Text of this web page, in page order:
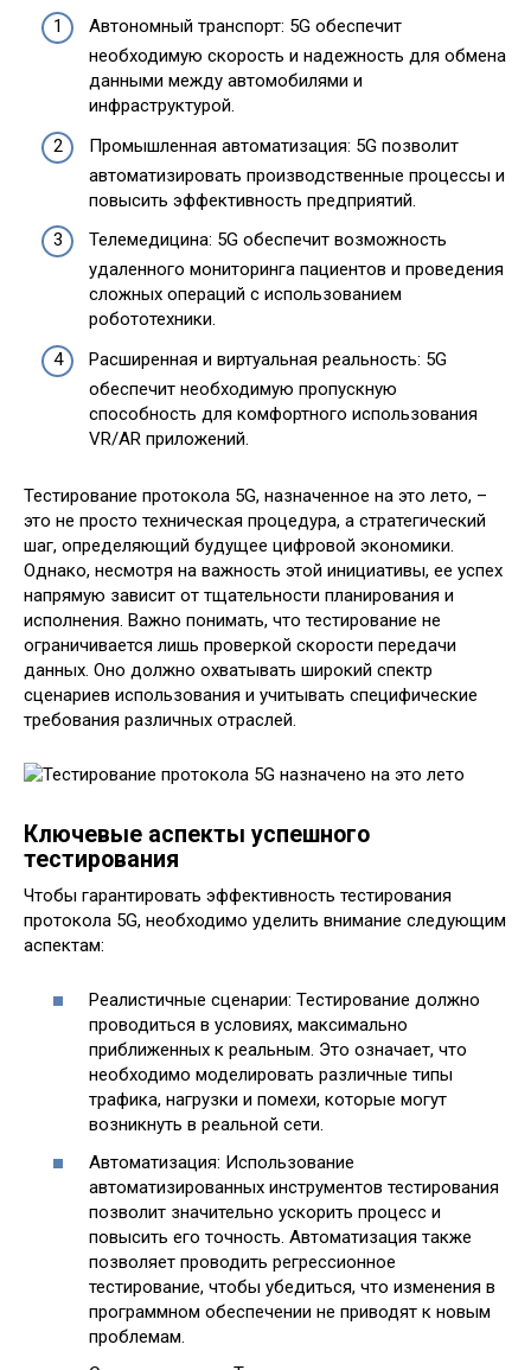
Автономный транспорт: 5G обеспечит
необходимую скорость и надежность для обмена
данными между автомобилями и
инфраструктурой.
Промышленная автоматизация: 5G позволит
автоматизировать производственные процессы и
повысить эффективность предприятий.
Телемедицина: 5G обеспечит возможность
удаленного мониторинга пациентов и проведения
сложных операций с использованием
робототехники.
Расширенная и виртуальная реальность: 5G
обеспечит необходимую пропускную
способность для комфортного использования
VR/AR приложений.
Тестирование протокола 5G, назначенное на это лето, –
это не просто техническая процедура, а стратегический
шаг, определяющий будущее цифровой экономики.
Однако, несмотря на важность этой инициативы, ее успех
напрямую зависит от тщательности планирования и
исполнения. Важно понимать, что тестирование не
ограничивается лишь проверкой скорости передачи
данных. Оно должно охватывать широкий спектр
сценариев использования и учитывать специфические
требования различных отраслей.
Ключевые аспекты успешного
тестирования
Чтобы гарантировать эффективность тестирования
протокола 5G, необходимо уделить внимание следующим
аспектам:
Реалистичные сценарии: Тестирование должно
проводиться в условиях, максимально
приближенных к реальным. Это означает, что
необходимо моделировать различные типы
трафика, нагрузки и помехи, которые могут
возникнуть в реальной сети.
Автоматизация: Использование
автоматизированных инструментов тестирования
позволит значительно ускорить процесс и
повысить его точность. Автоматизация также
позволяет проводить регрессионное
тестирование, чтобы убедиться, что изменения в
программном обеспечении не приводят к новым
проблемам.